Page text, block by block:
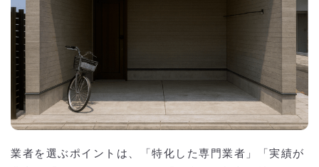
業者を選ぶポイントは、「特化した専門業者」「実績が